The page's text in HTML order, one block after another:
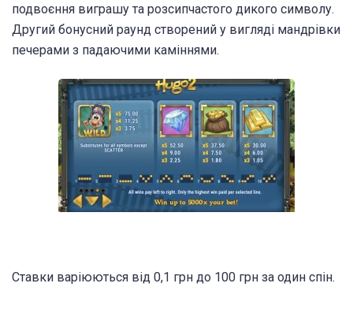
подвоєння виграшу та розсипчастого дикого символу.
Другий бонусний раунд створений у вигляді мандрівки
печерами з падаючими каміннями.
Ставки варіюються від 0,1 грн до 100 грн за один спін.